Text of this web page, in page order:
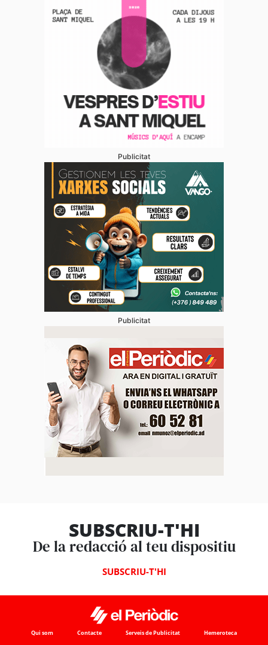
Publicitat
Publicitat
SUBSCRIU-T'HI
De la redacció al teu dispositiu
SUBSCRIU-T'HI
Qui som Contacte Serveis de Publicitat Hemeroteca